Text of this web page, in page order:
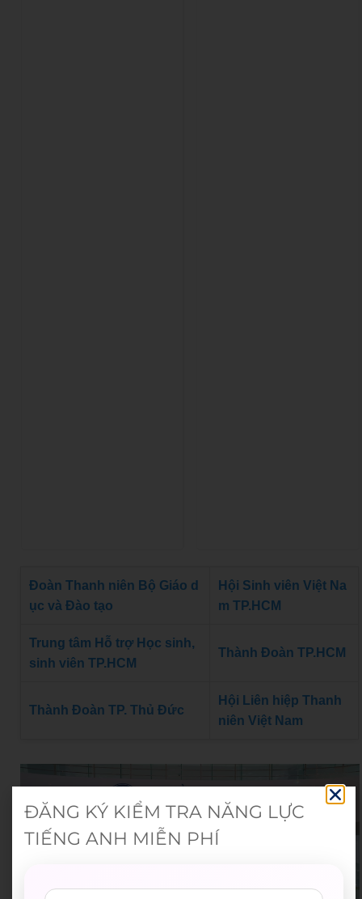
Đoàn Thanh niên Bộ Giáo d
ục và Đào tạo
Hội Sinh viên Việt Na
m TP.HCM
Trung tâm Hỗ trợ Học sinh,
sinh viên TP.HCM
Thành Đoàn TP.HCM
Thành Đoàn TP. Thủ Đức
Hội Liên hiệp Thanh
niên Việt Nam
ĐĂNG KÝ KIỂM TRA NĂNG LỰC
TIẾNG ANH MIỄN PHÍ